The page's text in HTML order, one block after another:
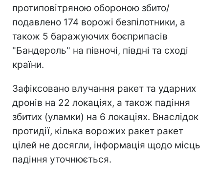
протиповітряною обороною збито/
подавлено 174 ворожі безпілотники, а
також 5 баражуючих боєприпасів
"Бандероль" на півночі, півдні та сході
країни.
Зафіксовано влучання ракет та ударних
дронів на 22 локаціях, а також падіння
збитих (уламки) на 6 локаціях. Внаслідок
протидії, кілька ворожих ракет ракет
цілей не досягли, інформація щодо місць
падіння уточнюється.